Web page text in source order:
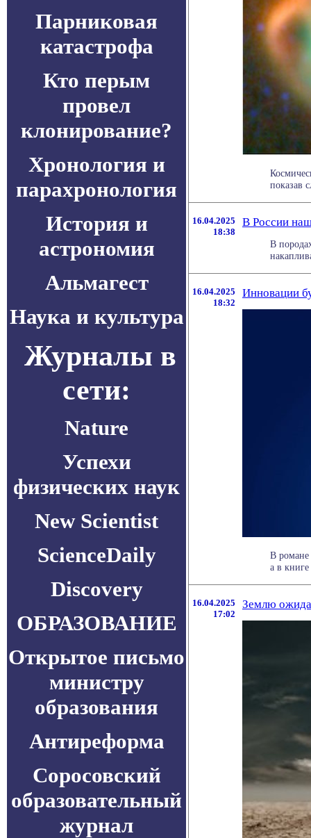
Парниковая
катастрофа
Кто перым
провел
клонирование?
Хронология и
парахронология
История и
астрономия
Альмагест
Наука и культура
Журналы в
сети:
Nature
Успехи
физических наук
New Scientist
ScienceDaily
Discovery
ОБРАЗОВАНИЕ
Открытое письмо
министру
образования
Антиреформа
Соросовский
образовательный
журнал
показав
16.04.2025
18:38
В России
В
16.04.2025
18:32
Инновации
В романе
а в
16.04.2025
17:02
Землю